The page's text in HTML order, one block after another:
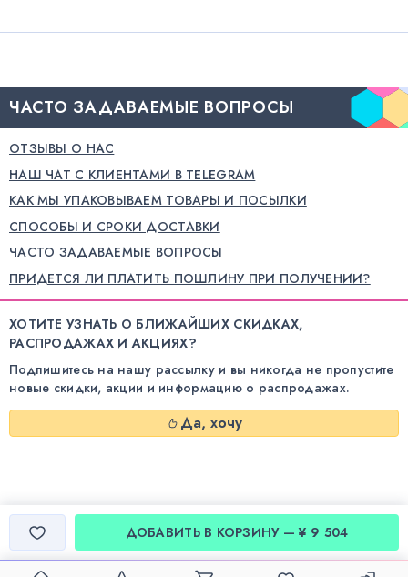
ЧАСТО ЗАДАВАЕМЫЕ ВОПРОСЫ
ОТЗЫВЫ О НАС
НАШ ЧАТ С КЛИЕНТАМИ В TELEGRAM
КАК МЫ УПАКОВЫВАЕМ ТОВАРЫ И ПОСЫЛКИ
СПОСОБЫ И СРОКИ ДОСТАВКИ
ЧАСТО ЗАДАВАЕМЫЕ ВОПРОСЫ
ПРИДЕТСЯ ЛИ ПЛАТИТЬ ПОШЛИНУ ПРИ ПОЛУЧЕНИИ?
ХОТИТЕ УЗНАТЬ О БЛИЖАЙШИХ СКИДКАХ,
РАСПРОДАЖАХ И АКЦИЯХ?
Подпишитесь на нашу рассылку и вы никогда не пропустите
новые скидки, акции и информацию о распродажах.
Да, хочу
ДОБАВИТЬ В КОРЗИНУ — ¥ 9 504